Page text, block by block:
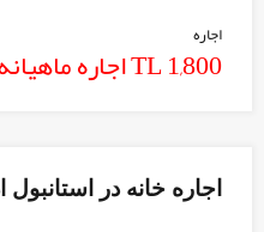
اجاره
TL 1,800 اجاره ماهیانه
اجاره خانه در